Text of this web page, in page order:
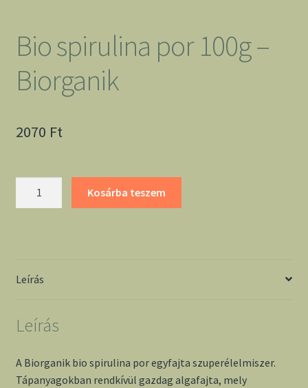
Bio spirulina por 100g –
Biorganik
2070 Ft
mennyiség
Kosárba teszem
Leírás
Leírás
A Biorganik bio spirulina por egyfajta szuperélelmiszer.
Tápanyagokban rendkívül gazdag algafajta, mely